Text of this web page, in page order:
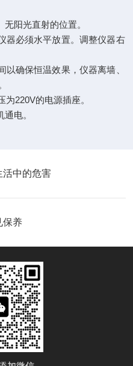
阳光直射的位置。
器必须水平放置。调整仪器右
确保恒温效果，仪器离墙、
220V的电源插座。
电。
活中的危害
保养